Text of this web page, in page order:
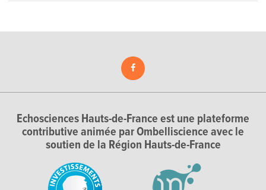
Echosciences Hauts-de-France est une plateforme
contributive animée par Ombelliscience avec le
soutien de la Région Hauts-de-France